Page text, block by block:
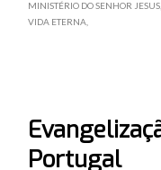
MINISTÉRIO DO SENHOR JESUS
VIDA ETERNA
Portugal